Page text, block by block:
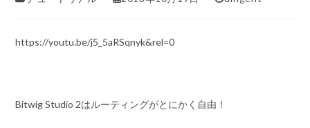
https://youtu.be/j5_5aRSqnyk&rel=0
Bitwig Studio 2はルーティングがとにかく自由！